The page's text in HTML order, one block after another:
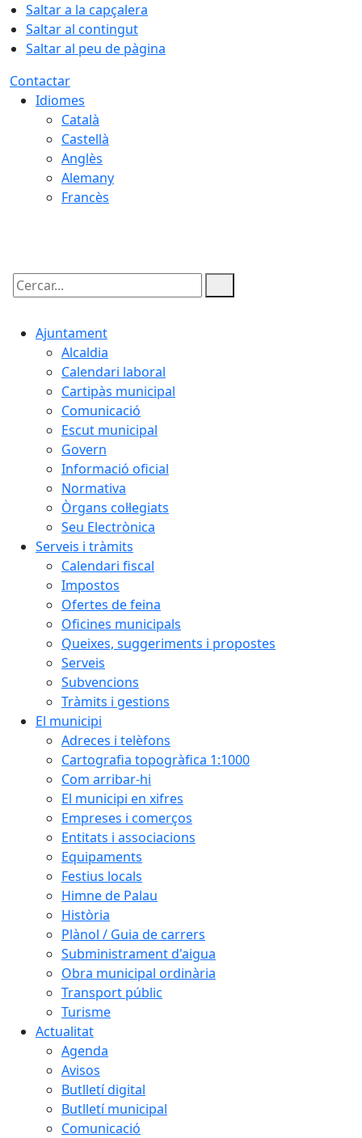
Saltar a la capçalera
Saltar al contingut
Saltar al peu de pàgina
Contactar
Idiomes
Català
Castellà
Anglès
Alemany
Francès
Cercar:
Ajuntament
Alcaldia
Calendari laboral
Cartipàs municipal
Comunicació
Escut municipal
Govern
Informació oficial
Normativa
Òrgans col·legiats
Seu Electrònica
Serveis i tràmits
Calendari fiscal
Impostos
Ofertes de feina
Oficines municipals
Queixes, suggeriments i propostes
Serveis
Subvencions
Tràmits i gestions
El municipi
Adreces i telèfons
Cartografia topogràfica 1:1000
Com arribar-hi
El municipi en xifres
Empreses i comerços
Entitats i associacions
Equipaments
Festius locals
Himne de Palau
Història
Plànol / Guia de carrers
Subministrament d'aigua
Obra municipal ordinària
Transport públic
Turisme
Actualitat
Agenda
Avisos
Butlletí digital
Butlletí municipal
Comunicació